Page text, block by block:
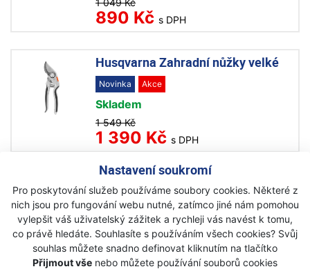
Nastavení soukromí
Pro poskytování služeb používáme soubory cookies. Některé z
nich jsou pro fungování webu nutné, zatímco jiné nám pomohou
vylepšit váš uživatelský zážitek a rychleji vás navést k tomu,
co právě hledáte. Souhlasíte s používáním všech cookies? Svůj
souhlas můžete snadno definovat kliknutím na tlačítko
Přijmout vše nebo můžete používání souborů cookies
1 049 Kč
890 Kč s DPH
Husqvarna Zahradní nůžky velké
Novinka Akce
Skladem
1 549 Kč
1 390 Kč s DPH
Husqvarna Zahradní kleště
Novinka Akce
Skladem
2 290 Kč
1 899 Kč s DPH